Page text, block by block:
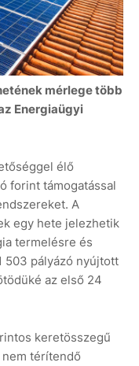
mérlege több
Energiaügyi
élő
forint támogatással
A
egy hete jelezhetik
termelésre és
503 pályázó nyújtott
az első 24
keretösszegű
térítendő